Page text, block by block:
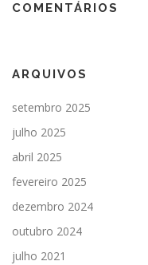
COMENTÁRIOS
ARQUIVOS
setembro 2025
julho 2025
abril 2025
fevereiro 2025
dezembro 2024
outubro 2024
julho 2021